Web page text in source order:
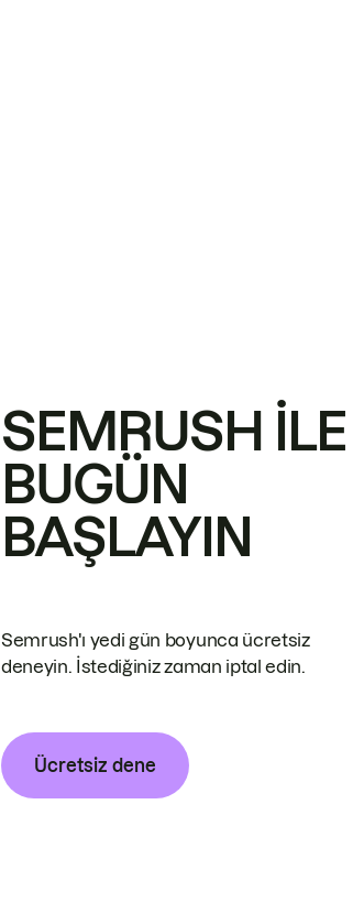
SEMRUSH ILE
BUGÜN
BAŞLAYIN
Semrush'ı yedi gün boyunca ücretsiz
deneyin. İstediğiniz zaman iptal edin.
Ücretsiz dene